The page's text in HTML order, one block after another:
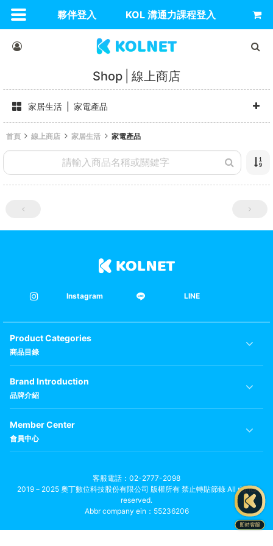
夥伴登入 KOL 溝通力課程登入
Shop 線上商店
家居生活 家電產品
首頁 線上商店 家居生活 家電產品
Instagram LINE
Product Categories
商品目錄
Brand Introduction
品牌介紹
Member Center
會員中心
客服電話
02-2777-2098
2019－2025 奧丁數位科技股份有限公司 版權所有 禁止轉貼節錄 All rights
reserved.
Abbr company ein：55236206